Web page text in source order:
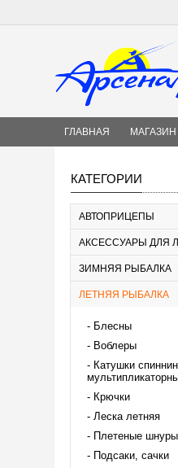
ГЛАВНАЯ МАГАЗИН
КАТЕГОРИИ
АВТОПРИЦЕПЫ
АКСЕССУАРЫ ДЛЯ
ЗИМНЯЯ РЫБАЛКА
ЛЕТНЯЯ РЫБАЛКА
Блесны
Воблеры
Катушки
Крючки
Леска летняя
Плетеные шнуры
Подсаки, сачки